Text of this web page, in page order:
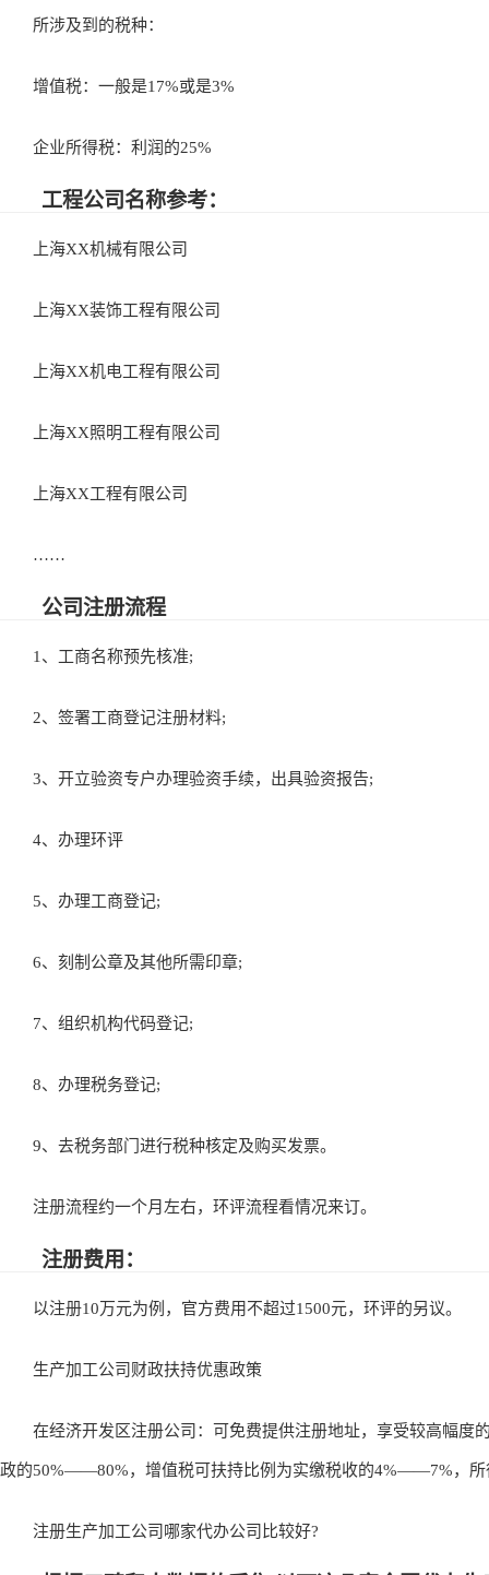
所涉及到的税种：
增值税：一般是17%或是3%
企业所得税：利润的25%
工程公司名称参考：
上海XX机械有限公司
上海XX装饰工程有限公司
上海XX机电工程有限公司
上海XX照明工程有限公司
上海XX工程有限公司
……
公司注册流程
1、工商名称预先核准;
2、签署工商登记注册材料;
3、开立验资专户办理验资手续，出具验资报告;
4、办理环评
5、办理工商登记;
6、刻制公章及其他所需印章;
7、组织机构代码登记;
8、办理税务登记;
9、去税务部门进行税种核定及购买发票。
注册流程约一个月左右，环评流程看情况来订。
注册费用：
以注册10万元为例，官方费用不超过1500元，环评的另议。
生产加工公司财政扶持优惠政策
在经济开发区注册公司：可免费提供注册地址，享受较高幅度
政的50%——80%，增值税可扶持比例为实缴税收的4%——7%，
注册生产加工公司哪家代办公司比较好?